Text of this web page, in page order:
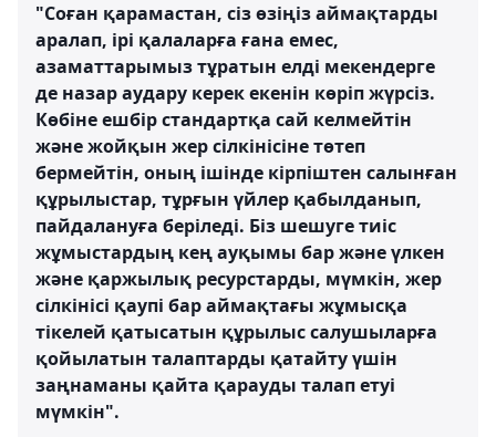
"Соған қарамастан, сіз өзіңіз аймақтарды
аралап, ірі қалаларға ғана емес,
азаматтарымыз тұратын елді мекендерге
де назар аудару керек екенін көріп жүрсіз.
Көбіне ешбір стандартқа сай келмейтін
және жойқын жер сілкінісіне төтеп
бермейтін, оның ішінде кірпіштен салынған
құрылыстар, тұрғын үйлер қабылданып,
пайдалануға беріледі. Біз шешуге тиіс
жұмыстардың кең ауқымы бар және үлкен
және қаржылық ресурстарды, мүмкін, жер
сілкінісі қаупі бар аймақтағы жұмысқа
тікелей қатысатын құрылыс салушыларға
қойылатын талаптарды қатайту үшін
заңнаманы қайта қарауды талап етуі
мүмкін".